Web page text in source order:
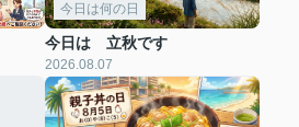
今日は何の日
今日は 立秋です
2026.08.07